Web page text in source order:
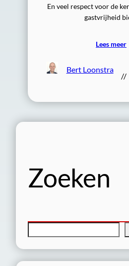
En veel respect voor de
gastvrijheid
Lees meer
Bert Loonstra
//
Zoeken